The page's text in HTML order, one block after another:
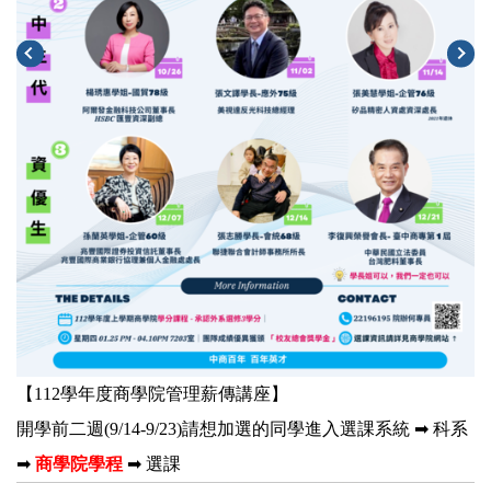
【112學年度商學院管理薪傳講座】
開學前二週(9/14-9/23)請想加選的同學進入選課系統 ➡ 科系
➡ 商學院學程 ➡ 選課